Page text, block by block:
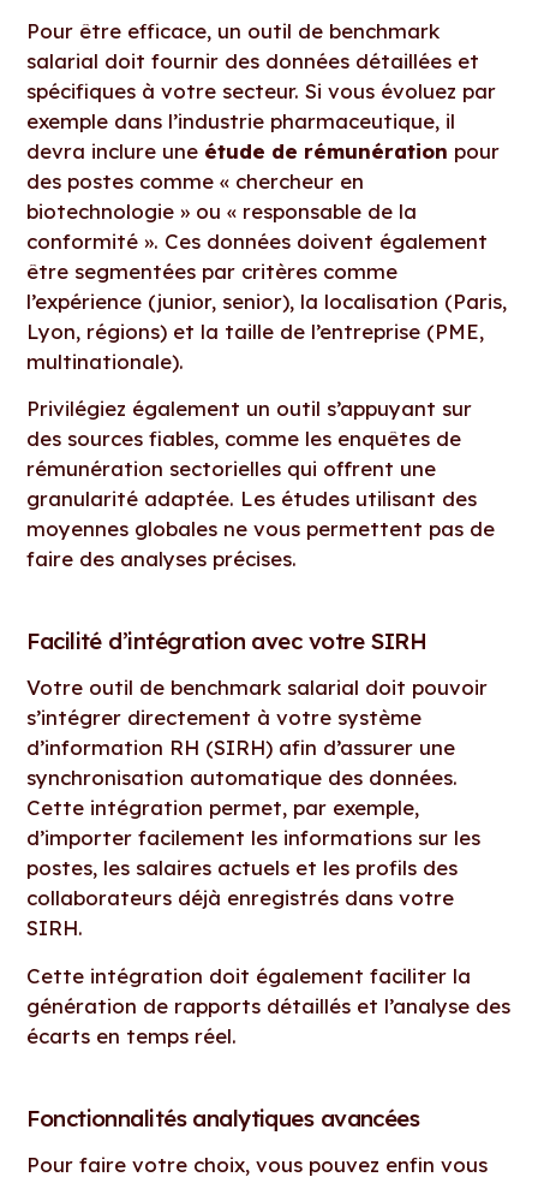
Pour être efficace, un outil de benchmark
salarial doit fournir des données détaillées et
spécifiques à votre secteur. Si vous évoluez par
exemple dans l’industrie pharmaceutique, il
devra inclure une étude de rémunération pour
des postes comme « chercheur en
biotechnologie » ou « responsable de la
conformité ». Ces données doivent également
être segmentées par critères comme
l’expérience (junior, senior), la localisation (Paris,
Lyon, régions) et la taille de l’entreprise (PME,
multinationale).
Privilégiez également un outil s’appuyant sur
des sources fiables, comme les enquêtes de
rémunération sectorielles qui offrent une
granularité adaptée. Les études utilisant des
moyennes globales ne vous permettent pas de
faire des analyses précises.
Facilité d’intégration avec votre SIRH
Votre outil de benchmark salarial doit pouvoir
s’intégrer directement à votre système
d’information RH (SIRH) afin d’assurer une
synchronisation automatique des données.
Cette intégration permet, par exemple,
d’importer facilement les informations sur les
postes, les salaires actuels et les profils des
collaborateurs déjà enregistrés dans votre
SIRH.
Cette intégration doit également faciliter la
génération de rapports détaillés et l’analyse des
écarts en temps réel.
Fonctionnalités analytiques avancées
Pour faire votre choix, vous pouvez enfin vous